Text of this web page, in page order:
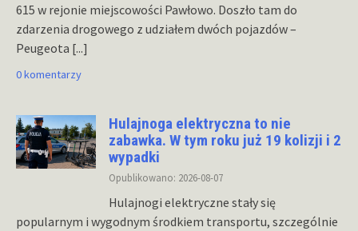
615 w rejonie miejscowości Pawłowo. Doszło tam do
zdarzenia drogowego z udziałem dwóch pojazdów –
Peugeota [...]
0 komentarzy
Hulajnoga elektryczna to nie
zabawka. W tym roku już 19 kolizji i 2
wypadki
Opublikowano: 2026-08-07
Hulajnogi elektryczne stały się
popularnym i wygodnym środkiem transportu, szczególnie